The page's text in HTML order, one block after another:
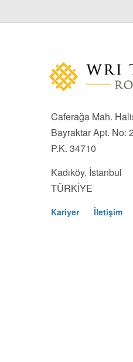
Caferağa Mah.
Bayraktar Apt. No:
P.K. 34710
Kadıköy, İstanbul
TÜRKİYE
Kariyer İletişim